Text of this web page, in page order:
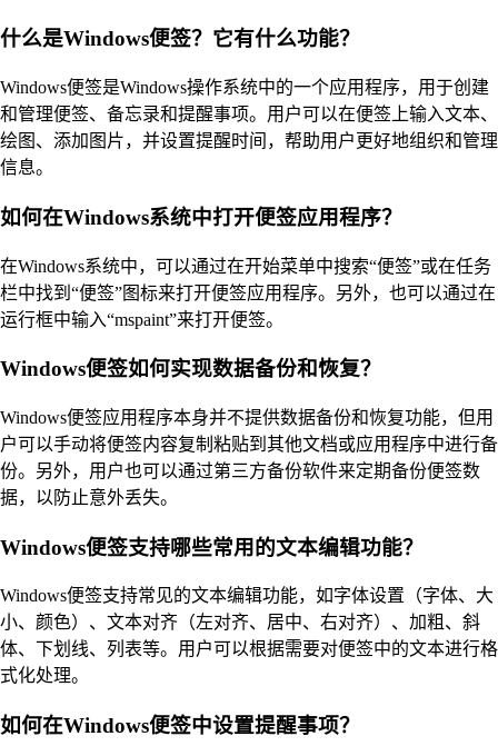
什么是Windows便签？它有什么功能？
Windows便签是Windows操作系统中的一个应用程序，用于创建
和管理便签、备忘录和提醒事项。用户可以在便签上输入文本、
绘图、添加图片，并设置提醒时间，帮助用户更好地组织和管理
信息。
如何在Windows系统中打开便签应用程序？
在Windows系统中，可以通过在开始菜单中搜索“便签”或在任务
栏中找到“便签”图标来打开便签应用程序。另外，也可以通过在
运行框中输入“mspaint”来打开便签。
Windows便签如何实现数据备份和恢复？
Windows便签应用程序本身并不提供数据备份和恢复功能，但用
户可以手动将便签内容复制粘贴到其他文档或应用程序中进行备
份。另外，用户也可以通过第三方备份软件来定期备份便签数
据，以防止意外丢失。
Windows便签支持哪些常用的文本编辑功能？
Windows便签支持常见的文本编辑功能，如字体设置（字体、大
小、颜色）、文本对齐（左对齐、居中、右对齐）、加粗、斜
体、下划线、列表等。用户可以根据需要对便签中的文本进行格
式化处理。
如何在Windows便签中设置提醒事项？